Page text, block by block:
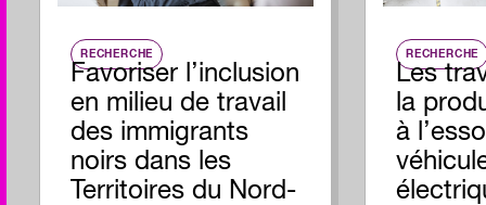
RECHERCHE
Favoriser l’inclusion
en milieu de travail
des immigrants
noirs dans les
Territoires du Nord-
RECHERCHE
Les
la
à